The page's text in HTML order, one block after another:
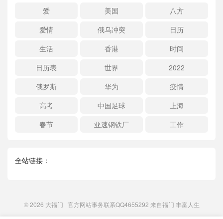
爱
美国
八方
爱情
俄乌冲突
日历
生活
香港
时间
日历表
世界
2022
俄罗斯
华为
疫情
高考
中国足球
上海
春节
亚速钢铁厂 工作
全站链接：
© 2026 大福门 官方网站事务联系QQ4655292 来自福门 丰富人生